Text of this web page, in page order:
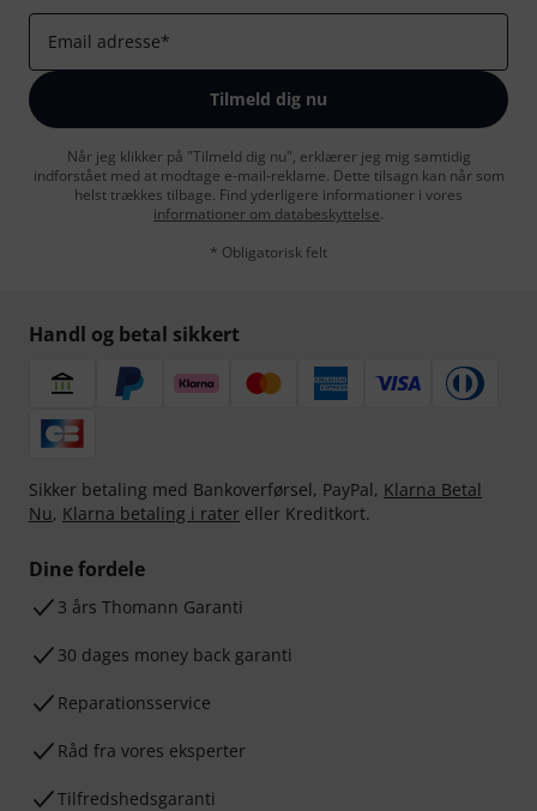
Email adresse*
Tilmeld dig nu
Når jeg klikker på "Tilmeld dig nu", erklærer jeg mig samtidig
indforstået med at modtage e-mail-reklame. Dette tilsagn kan når som
helst trækkes tilbage. Find yderligere informationer i vores
informationer om databeskyttelse.
* Obligatorisk felt
Handl og betal sikkert
Sikker betaling med Bankoverførsel, PayPal, Klarna Betal
Nu, Klarna betaling i rater eller Kreditkort.
Dine fordele
3 års Thomann Garanti
30 dages money back garanti
Reparationsservice
Råd fra vores eksperter
Tilfredshedsgaranti